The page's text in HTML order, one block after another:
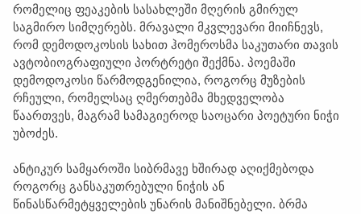
რომელიც ფეაკების სასახლეში მღერის გმირულ
საგმირო სიმღერებს. მრავალი მკვლევარი მიიჩნევს,
რომ დემოდოკოსის სახით ჰომეროსმა საკუთარი თავის
ავტობიოგრაფიული პორტრეტი შექმნა. პოემაში
დემოდოკოსი წარმოდგენილია, როგორც მუზების
რჩეული, რომელსაც ღმერთებმა მხედველობა
წაართვეს, მაგრამ სამაგიეროდ საოცარი პოეტური ნიჭი
უბოძეს.
ანტიკურ სამყაროში სიბრმავე ხშირად აღიქმებოდა
როგორც განსაკუთრებული ნიჭის ან
წინასწარმეტყველების უნარის მანიშნებელი. ბრმა